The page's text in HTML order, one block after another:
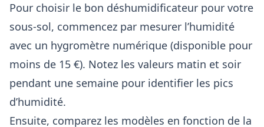
Pour choisir le bon déshumidificateur pour votre
sous-sol, commencez par mesurer l’humidité
avec un hygromètre numérique (disponible pour
moins de 15 €). Notez les valeurs matin et soir
pendant une semaine pour identifier les pics
d’humidité.
Ensuite, comparez les modèles en fonction de la